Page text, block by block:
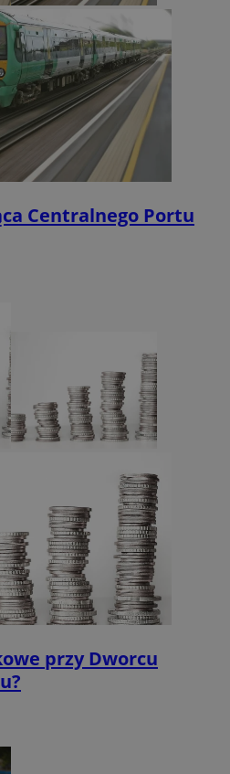
Centralnego Portu
przy Dworcu